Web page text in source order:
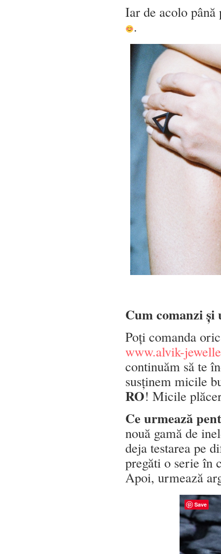
Iar de acolo
.
Cum comanzi și
Poți comanda
www.alvik-
continuăm să te
susținem micile
RO! Micile
Ce urmează
nouă gamă de
deja testarea pe
pregăti o serie în
Apoi, urmează
Save